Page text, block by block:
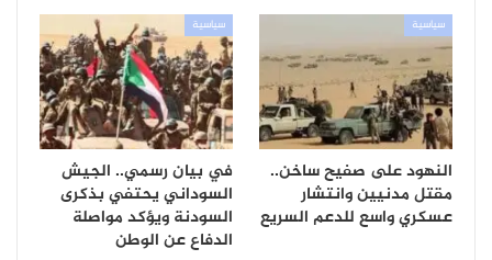
سياسية
النهود على صفيح ساخن..
مقتل مدنيين وانتشار
عسكري واسع للدعم السريع
سياسية
في بيان رسمي.. الجيش
السوداني يحتفي بذكرى
السودنة ويؤكد مواصلة
الدفاع عن الوطن